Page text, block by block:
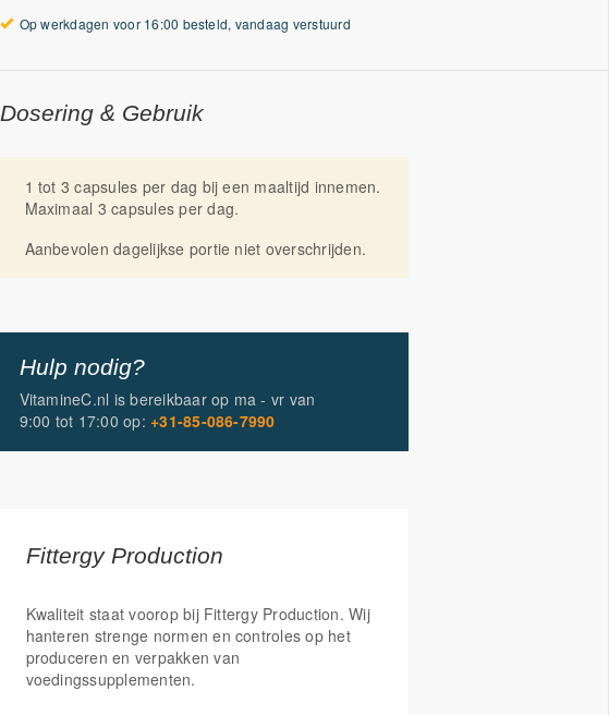
Op werkdagen voor 16:00 besteld, vandaag verstuurd
Dosering & Gebruik
1 tot 3 capsules per dag bij een maaltijd innemen.
Maximaal 3 capsules per dag.
Aanbevolen dagelijkse portie niet overschrijden.
Hulp nodig?
VitamineC.nl is bereikbaar op ma - vr van
9:00 tot 17:00 op:+31-85-086-7990
Fittergy Production
Kwaliteit staat voorop bij Fittergy Production. Wij
hanteren strenge normen en controles op het
produceren en verpakken van
voedingssupplementen.